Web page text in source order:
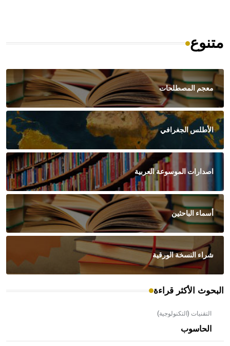
متنوع
معجم المصطلحات
الأطلس الجغرافي
اصدارات الموسوعة العربية
أسماء الباحثين
شراء النسخة الورقية
البحوث الأكثر قراءة
التقنيات (التكنولوجية)
الحاسوب